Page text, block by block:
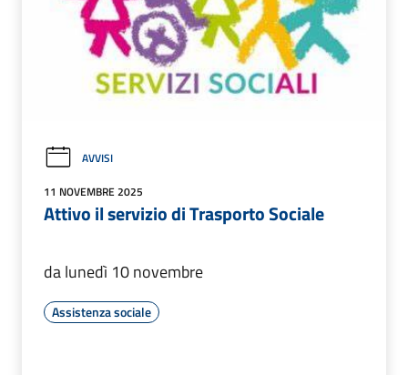
AVVISI
11 NOVEMBRE 2025
Attivo il servizio di Trasporto Sociale
da lunedì 10 novembre
Assistenza sociale